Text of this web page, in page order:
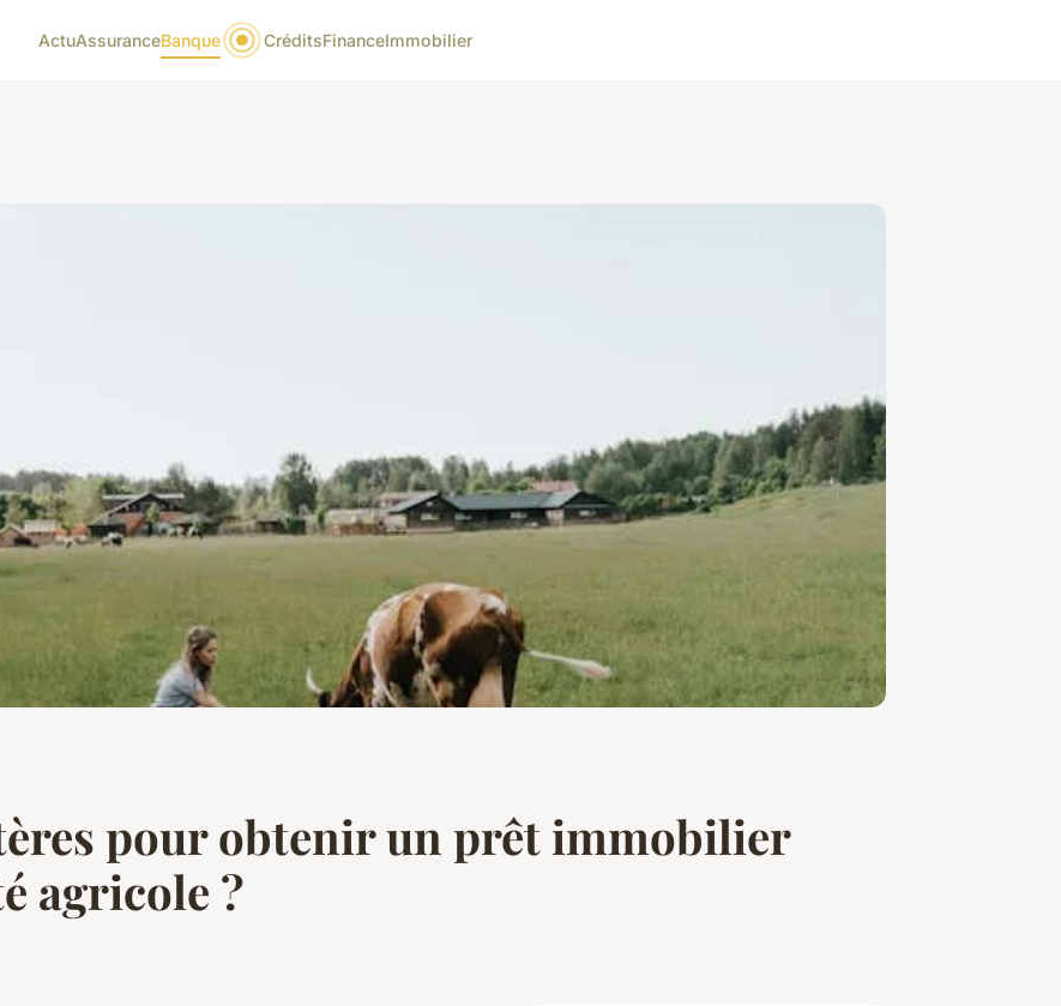
ActuAssuranceBanque CréditsFinanceImmobilier
pour obtenir un prêt immobilier
agricole ?